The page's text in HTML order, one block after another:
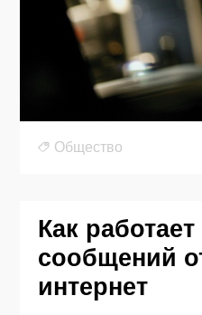
Общество
Как
сообщений
интернет